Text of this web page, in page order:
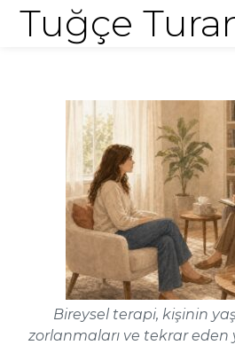
Tuğçe
Bireysel terapi, kişinin
zorlanmaları ve tekrar